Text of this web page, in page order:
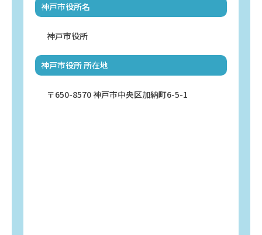
神戸市役所名
神戸市役所
神戸市役所 所在地
〒650-8570 神戸市中央区加納町6-5-1